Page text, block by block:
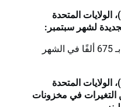
الولايات المتحدة
لشهر سبتمبر:
التوقعات: 680 ألفًا مقارنة بـ 675 ألفًا في الشهر
الولايات المتحدة
التغيرات في مخزونات